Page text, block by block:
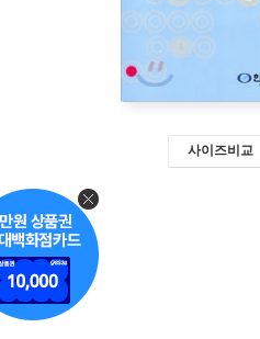
사이즈비교